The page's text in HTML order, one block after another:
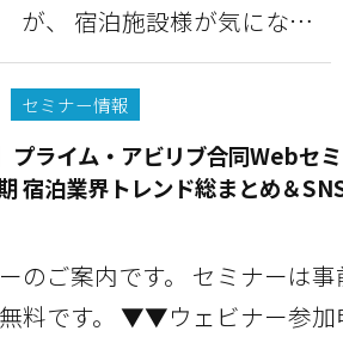
が、 宿泊施設様が気になっ
ている情報や豆知識...
セミナー情報
プライム・アビリブ合同Web
宿泊業界トレンド総まとめ＆
のご案内です。 セミナーは
ナー参加申し込みはこ